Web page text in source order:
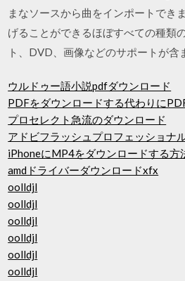
まなソースから曲をインポートでき
げることができるほぼすべての種類
ト、DVD、画像などのサポートが含
ウルドゥー語小説pdfダウンロード
PDFをダウンロードする代わりに
プロセレクト急流のダウンロード
アドビフラッシュプロフェッショナ
iPhoneにMP4をダウンロードする方
amdドライバーダウンロードxfx
oolldjl
oolldjl
oolldjl
oolldjl
oolldjl
oolldjl